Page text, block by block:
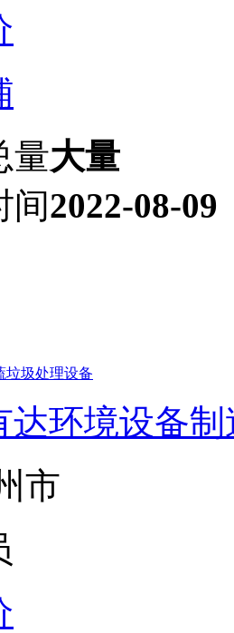
量大量
间2022-08-09
垃圾处理设备
达环境设备
市